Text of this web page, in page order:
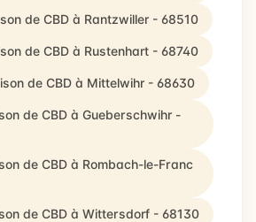
de CBD à Rantzwiller - 68510
de CBD à Rustenhart - 68740
de CBD à Mittelwihr - 68630
de CBD à Gueberschwihr -
de CBD à Rombach-le-Franc
de CBD à Wittersdorf - 68130